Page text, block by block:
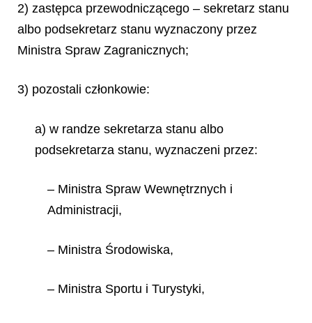
2) zastępca przewodniczącego – sekretarz stanu
albo podsekretarz stanu wyznaczony przez
Ministra Spraw Zagranicznych;
3) pozostali członkowie:
a) w randze sekretarza stanu albo
podsekretarza stanu, wyznaczeni przez:
– Ministra Spraw Wewnętrznych i
Administracji,
– Ministra Środowiska,
– Ministra Sportu i Turystyki,